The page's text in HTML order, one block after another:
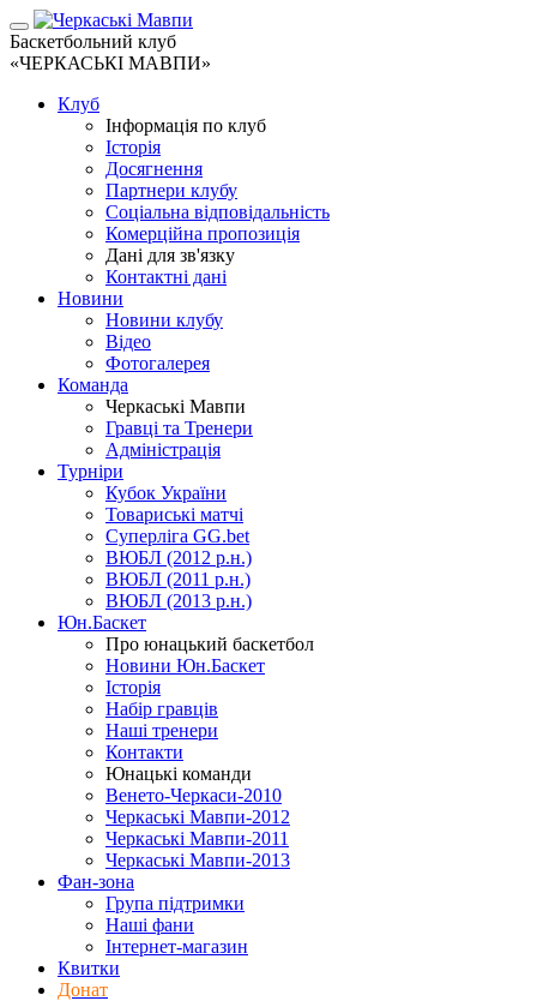
Баскетбольний клуб
«ЧЕРКАСЬКІ МАВПИ»
Клуб
Інформація по клуб
Історія
Досягнення
Партнери клубу
Соціальна відповідальність
Комерційна пропозиція
Дані для зв'язку
Контактні дані
Новини
Новини клубу
Відео
Фотогалерея
Команда
Черкаські Мавпи
Гравці та Тренери
Адміністрація
Турніри
Кубок України
Товариські матчі
Суперліга GG.bet
ВЮБЛ (2012 р.н.)
ВЮБЛ (2011 р.н.)
ВЮБЛ (2013 р.н.)
Юн.Баскет
Про юнацький баскетбол
Новини Юн.Баскет
Історія
Набір гравців
Наші тренери
Контакти
Юнацькі команди
Венето-Черкаси-2010
Черкаські Мавпи-2012
Черкаські Мавпи-2011
Черкаські Мавпи-2013
Фан-зона
Група підтримки
Наші фани
Інтернет-магазин
Квитки
Донат